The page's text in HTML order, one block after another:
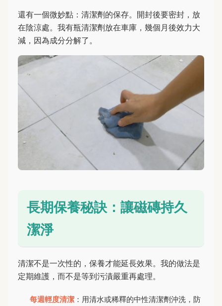
還有一個微妙點：清潔劑的保存。開封後要密封，放
在陰涼處。我有瓶清潔劑放在車庫，幾個月後效力大
減，因為成分分解了。
長期保養秘訣：讓磁磚持久
潔淨
清潔不是一次性的，保養才能延長效果。我的做法是
定期維護，而不是等到污漬嚴重再處理。
每週輕度清潔 ：用清水或稀釋的中性清潔劑沖洗，防